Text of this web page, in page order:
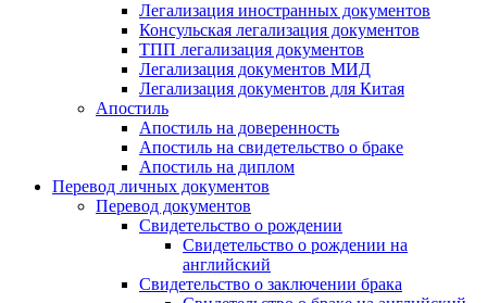
Легализация иностранных документов
Консульская легализация документов
ТПП легализация документов
Легализация документов МИД
Легализация документов для Китая
Апостиль
Апостиль на доверенность
Апостиль на свидетельство о браке
Апостиль на диплом
Перевод личных документов
Перевод документов
Свидетельство о рождении
Свидетельство о рождении на
английский
Свидетельство о заключении брака